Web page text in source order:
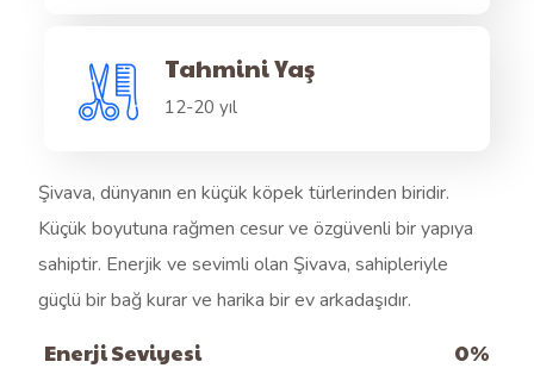
Tahmini Yaş
12-20 yıl
Şivava, dünyanın en küçük köpek türlerinden biridir.
Küçük boyutuna rağmen cesur ve özgüvenli bir yapıya
sahiptir. Enerjik ve sevimli olan Şivava, sahipleriyle
güçlü bir bağ kurar ve harika bir ev arkadaşıdır.
Enerji Seviyesi 0%